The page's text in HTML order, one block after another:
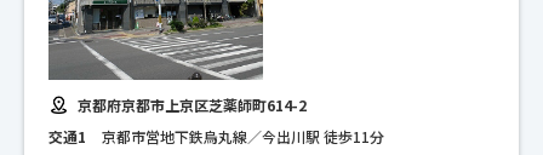
京都府京都市上京区芝薬師町614-2
交通1
京都市営地下鉄烏丸線／今出川駅 徒歩11分